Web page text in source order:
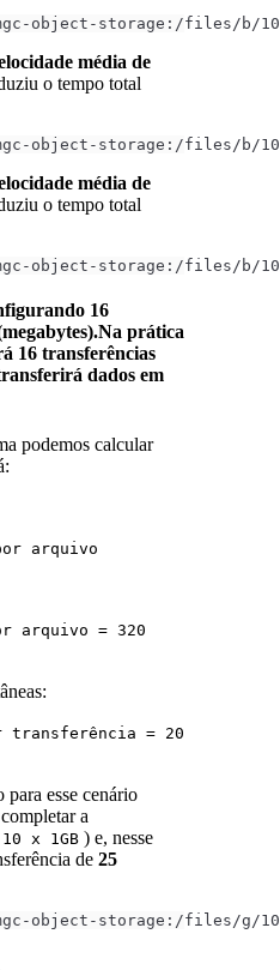
object-storage:/files/b/
média de
o tempo total
object-storage:/files/b/
média de
o tempo total
object-storage:/files/b/
16
prática
16 transferências
dados em
podemos calcular
arquivo
arquivo = 320
transferência = 20
esse cenário
a
10 x 1GB ) e, nesse
de 25
object-storage:/files/g/